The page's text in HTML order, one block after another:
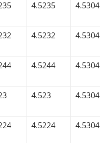
4.5235 4.5304
4.5232 4.5304
4.5244 4.5304
4.523 4.5304
4.5224 4.5304